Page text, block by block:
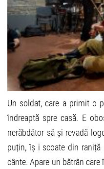
Un soldat, care a primit o
îndreaptă spre casă. E
nerăbdător să-și revadă
puțin, îș i scoate din
cânte. Apare un bătrân